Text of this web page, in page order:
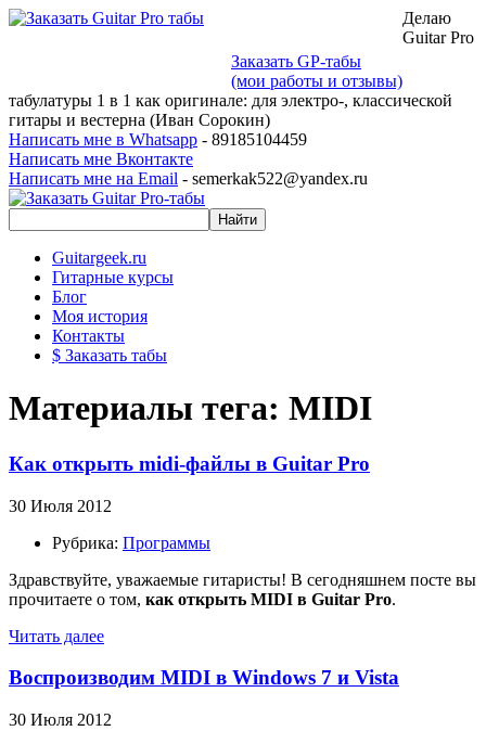
Заказать GP-табы
(мои работы и отзывы)
Делаю
Guitar Pro
табулатуры 1 в 1 как оригинале: для электро-, классической
гитары и вестерна (Иван Сорокин)
Написать мне в Whatsapp - 89185104459
Написать мне Вконтакте
Написать мне на Email - semerkak522@yandex.ru
Guitargeek.ru
Гитарные курсы
Блог
Моя история
Контакты
$ Заказать табы
Материалы тега: MIDI
Как открыть midi-файлы в Guitar Pro
30 Июля 2012
Рубрика: Программы
Здравствуйте, уважаемые гитаристы! В сегодняшнем посте вы
прочитаете о том, как открыть MIDI в Guitar Pro.
Читать далее
Воспроизводим MIDI в Windows 7 и Vista
30 Июля 2012